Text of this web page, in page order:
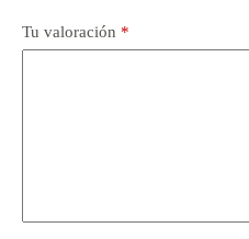
Tu valoración *